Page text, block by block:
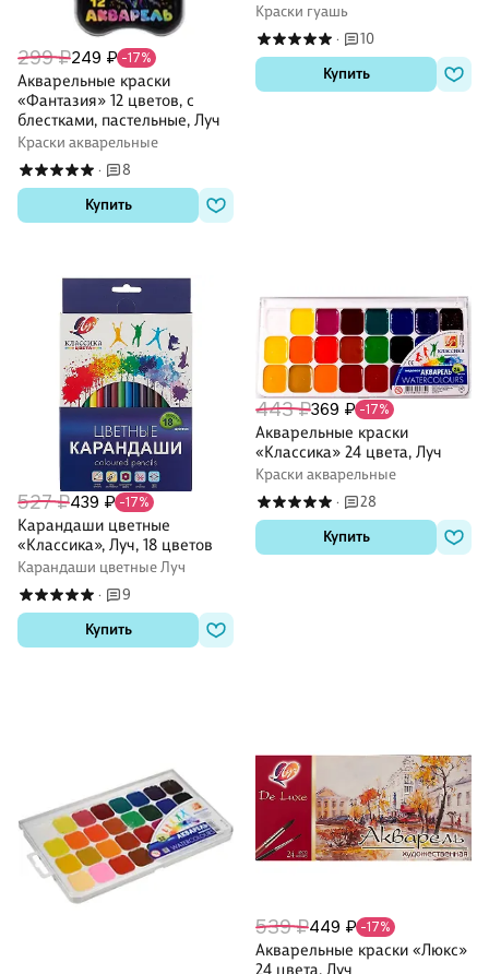
299 ₽249 ₽ -17%
Акварельные краски
«Фантазия» 12 цветов, с
блестками, пастельные, Луч
Краски акварельные
·
8
Купить
Краски гуашь
·
10
Купить
527 ₽439 ₽ -17%
Карандаши цветные
«Классика», Луч, 18 цветов
Карандаши цветные Луч
·
9
Купить
443 ₽369 ₽ -17%
Акварельные краски
«Классика» 24 цвета, Луч
Краски акварельные
·
28
Купить
539 ₽449 ₽ -17%
Акварельные краски «Люкс»